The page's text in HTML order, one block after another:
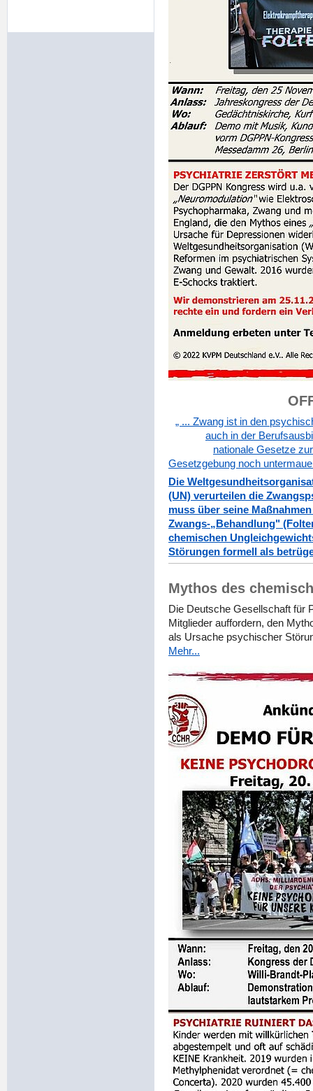
„ ... Zwang ist in den
auch in der
nationale Gesetze
Gesetzgebung noch
Die
(UN) verurteilen die
muss über seine
Zwangs-„Behandlung"
chemischen
Störungen formell als
Mythos des
Die Deutsche Gesellschaft für
Mitglieder auffordern, den
als Ursache psychischer
Mehr...